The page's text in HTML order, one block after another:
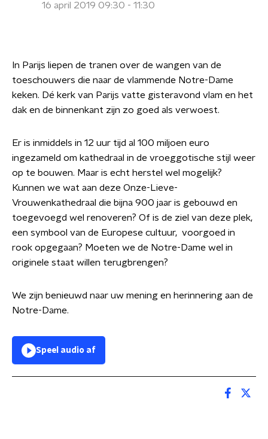
16 april 2019 09:30 - 11:30
In Parijs liepen de tranen over de wangen van de
toeschouwers die naar de vlammende Notre-Dame
keken. Dé kerk van Parijs vatte gisteravond vlam en het
dak en de binnenkant zijn zo goed als verwoest.
Er is inmiddels in 12 uur tijd al 100 miljoen euro
ingezameld om kathedraal in de vroeggotische stijl weer
op te bouwen. Maar is echt herstel wel mogelijk?
Kunnen we wat aan deze Onze-Lieve-
Vrouwenkathedraal die bijna 900 jaar is gebouwd en
toegevoegd wel renoveren? Of is de ziel van deze plek,
een symbool van de Europese cultuur, voorgoed in
rook opgegaan? Moeten we de Notre-Dame wel in
originele staat willen terugbrengen?
We zijn benieuwd naar uw mening en herinnering aan de
Notre-Dame.
Speel audio af